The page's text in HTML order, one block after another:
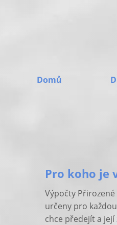
Domů
Pro koho je
Výpočty
určeny pro
chce předejít a